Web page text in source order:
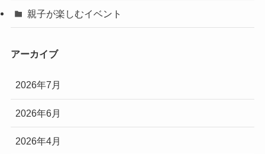
親子が楽しむイベント
アーカイブ
2026年7月
2026年6月
2026年4月